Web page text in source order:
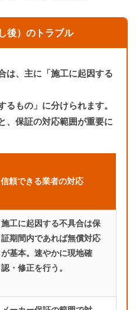
後）のトラブル
は、主に「施工に起因する
るもの」に分けられます。
、保証の対応範囲が重要に
信頼できる業者の対応
施工に起因する不具合は保
証期間内であれば無償対応
が基本。速やかに現地確
認・修正を行う。